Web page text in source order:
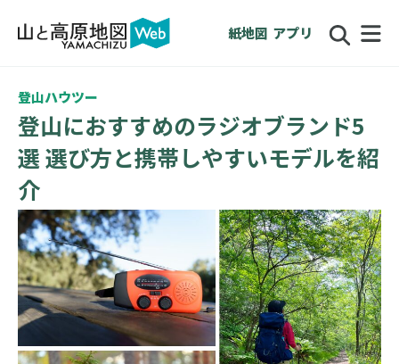
紙地図 アプリ
登山ハウツー
登山におすすめのラジオブランド5
選 選び方と携帯しやすいモデルを紹
介